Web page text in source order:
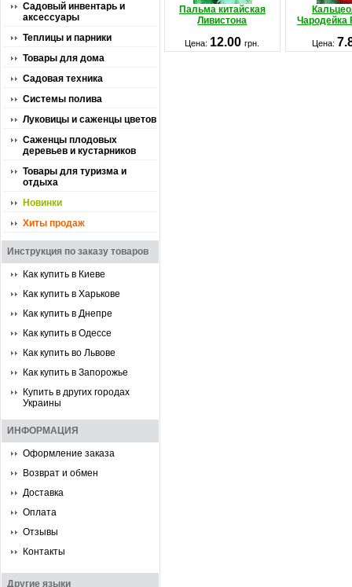
Садовый инвентарь и
аксессуары
Теплицы и парники
Товары для дома
Садовая техника
Системы полива
Луковицы и саженцы цветов
Саженцы плодовых
деревьев и кустарников
Товары для туризма и
отдыха
Новинки
Хиты продаж
Инструкция по заказу товаров
Как купить в Киеве
Как купить в Харькове
Как купить в Днепре
Как купить в Одессе
Как купить во Львове
Как купить в Запорожье
Купить в других городах
Украины
ИНФОРМАЦИЯ
Оформление заказа
Возврат и обмен
Доставка
Оплата
Отзывы
Контакты
Другие языки
Пальма китайская
Ливистона
Чародейка
Цена: 12.00грн. Цена: